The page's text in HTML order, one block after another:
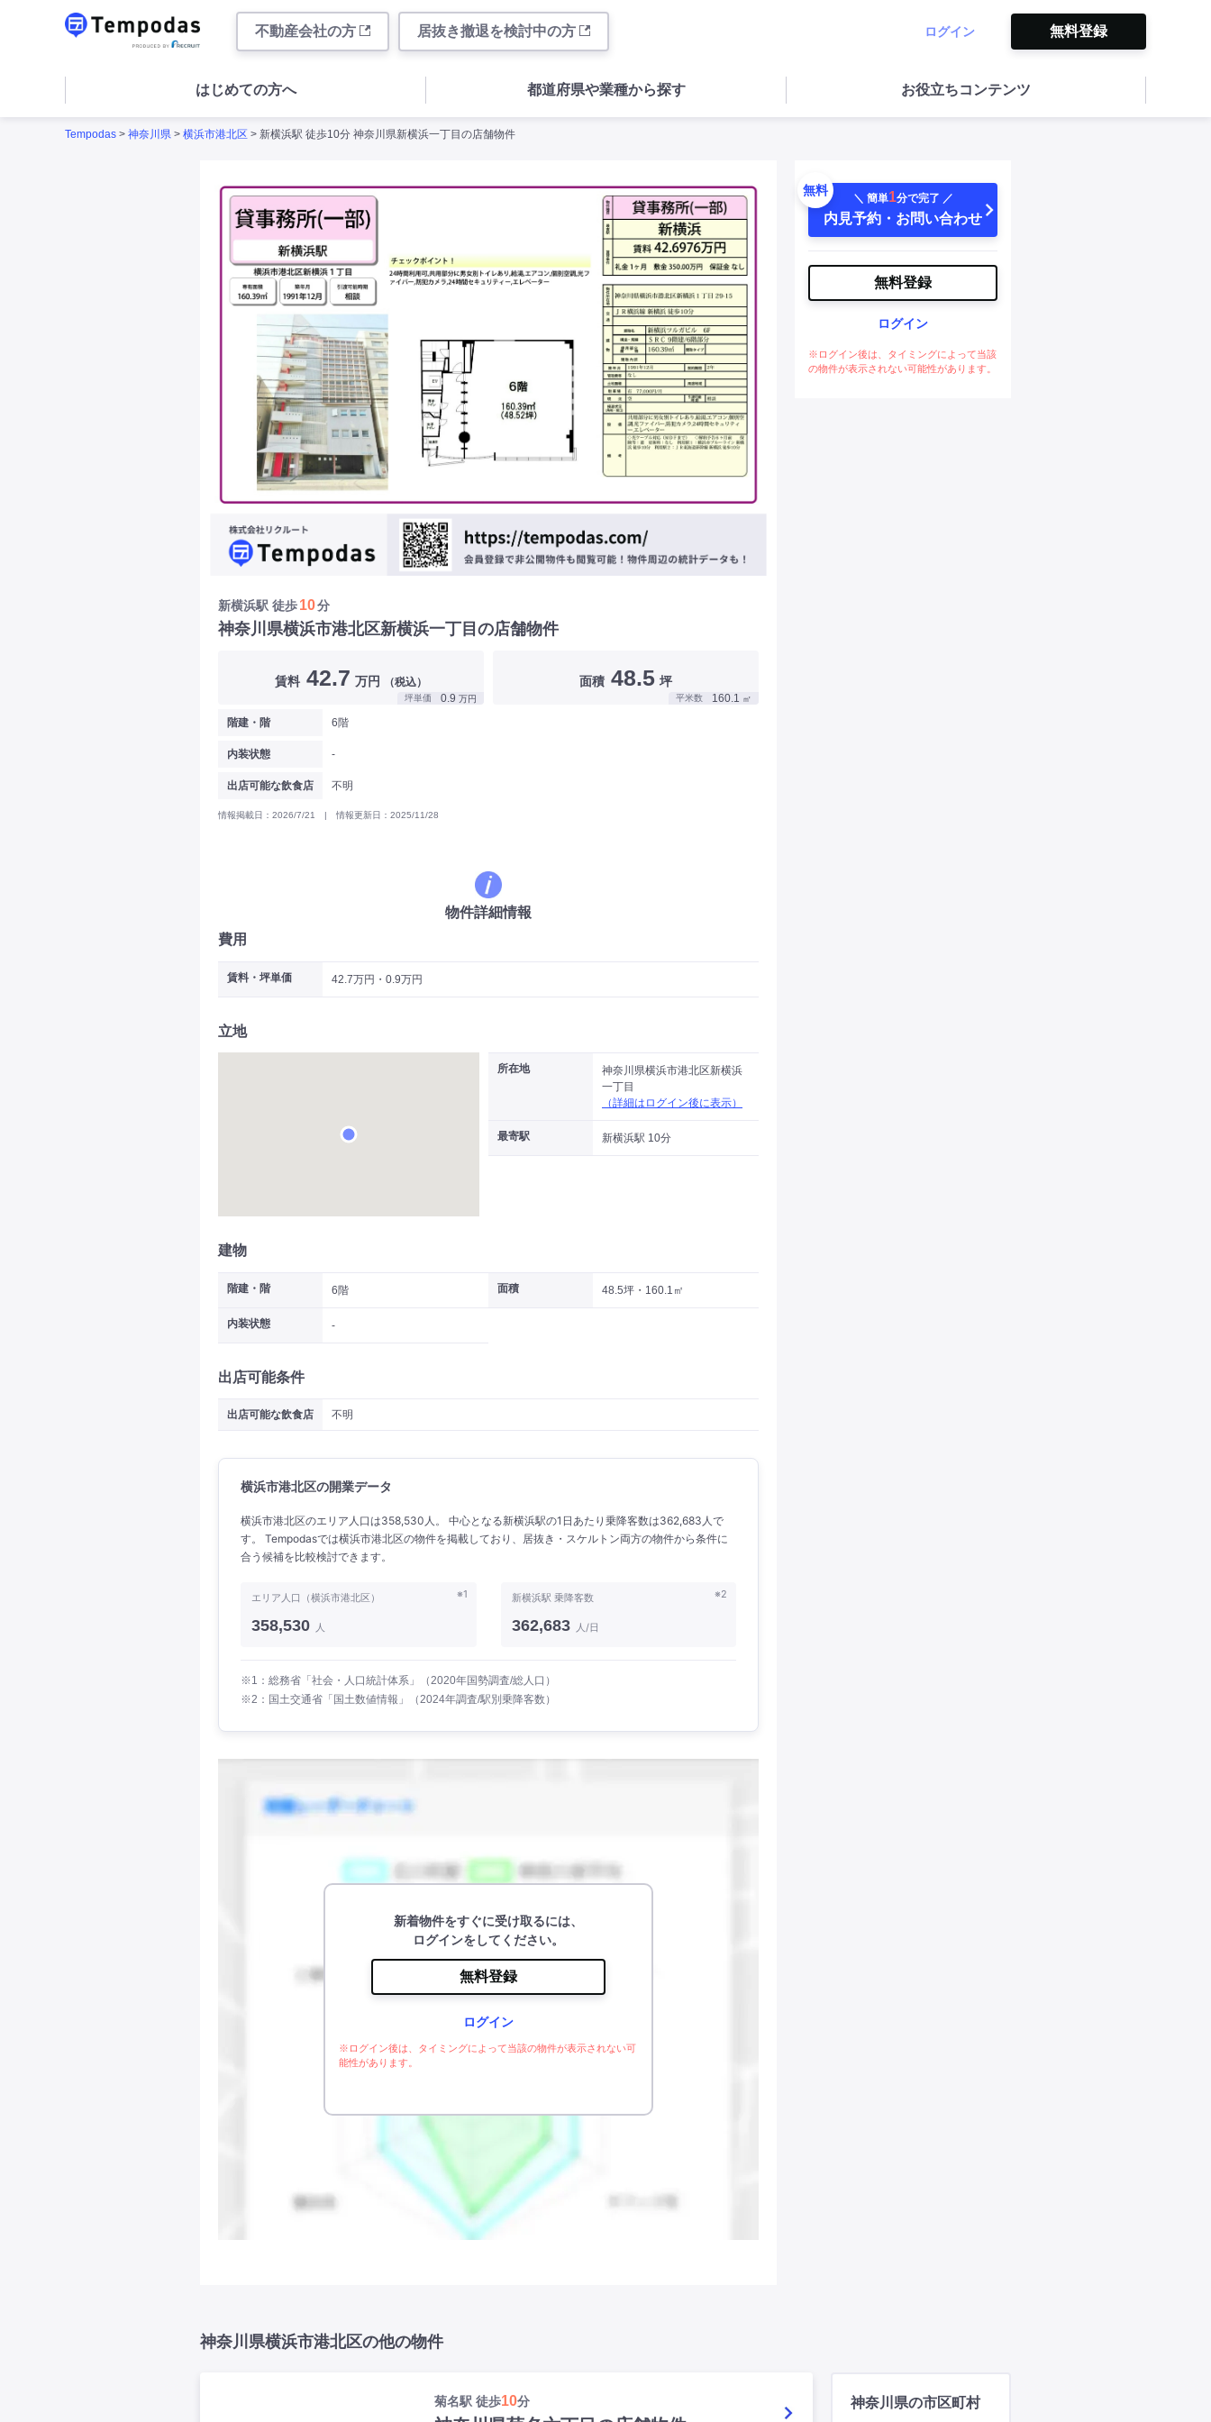
不動産会社の方 居抜き撤退を検討中の方 ログイン 無料登録
はじめての方へ 都道府県や業種から探す お役立ちコンテンツ
Tempodas > 神奈川県 > 横浜市港北区 > 新横浜駅 徒歩10分 神奈川県新横浜一丁目の店舗物件
新横浜駅 徒歩10分
神奈川県横浜市港北区新横浜一丁目の店舗物件
賃料 42.7 万円 （税込）
坪単価 0.9 万円
面積 48.5 坪
平米数 160.1 ㎡
階建・階 6階
内装状態 -
出店可能な飲食店 不明
情報掲載日：2026/7/21 | 情報更新日：2025/11/28
物件詳細情報
費用
賃料・坪単価 42.7万円・0.9万円
立地
所在地
神奈川県横浜市港北区新横浜
一丁目
（詳細はログイン後に表示）
最寄駅 新横浜駅 10分
建物
階建・階 6階 面積 48.5坪・160.1㎡
内装状態 -
出店可能条件
出店可能な飲食店 不明
横浜市港北区の開業データ
横浜市港北区のエリア人口は358,530人。 中心となる新横浜駅の1日あたり乗降客数は362,683人で
す。 Tempodasでは横浜市港北区の物件を掲載しており、居抜き・スケルトン両方の物件から条件に
合う候補を比較検討できます。
※1
エリア人口（横浜市港北区）
358,530 人
※2
新横浜駅 乗降客数
362,683 人/日
※1：総務省「社会・人口統計体系」（2020年国勢調査/総人口）
※2：国土交通省「国土数値情報」（2024年調査/駅別乗降客数）
新着物件をすぐに受け取るには、
ログインをしてください。
無料登録
ログイン
※ログイン後は、タイミングによって当該の物件が表示されない可
能性があります。
無料
＼ 簡単1分で完了 ／
内見予約・お問い合わせ
無料登録
ログイン
※ログイン後は、タイミングによって当該
の物件が表示されない可能性があります。
神奈川県横浜市港北区の他の物件
菊名駅 徒歩10分 神奈川県の市区町村